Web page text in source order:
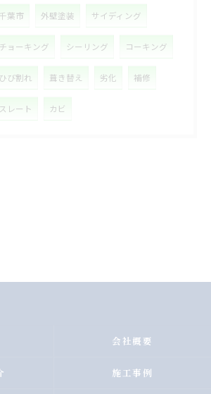
葉市 外壁塗装 サイディング
チョーキング シーリング コーキング
ひび割れ 葺き替え 劣化 補修
スレート カビ
会社概要
施工事例